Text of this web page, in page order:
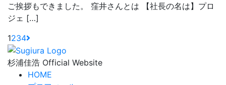
ご挨拶もできました。 窪井さんとは 【社長の名は】プロ
ジェ […]
1234
杉浦佳浩 Official Website
HOME